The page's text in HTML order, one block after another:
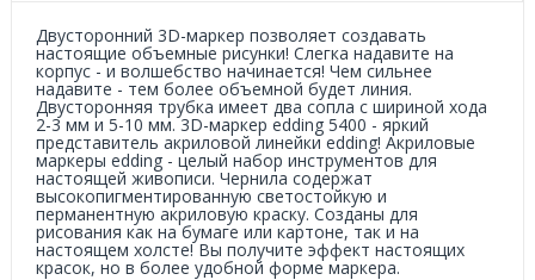
Двусторонний 3D-маркер позволяет создавать
настоящие объемные рисунки! Слегка надавите на
корпус - и волшебство начинается! Чем сильнее
надавите - тем более объемной будет линия.
Двусторонняя трубка имеет два сопла с шириной хода
2-3 мм и 5-10 мм. 3D-маркер edding 5400 - яркий
представитель акриловой линейки edding! Акриловые
маркеры edding - целый набор инструментов для
настоящей живописи. Чернила содержат
высокопигментированную светостойкую и
перманентную акриловую краску. Созданы для
рисования как на бумаге или картоне, так и на
настоящем холсте! Вы получите эффект настоящих
красок, но в более удобной форме маркера.